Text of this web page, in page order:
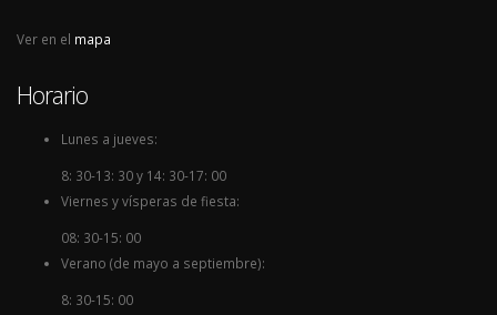
Ver en el mapa
Horario
Lunes a jueves:
8: 30-13: 30 y 14: 30-17: 00
Viernes y vísperas de fiesta:
08: 30-15: 00
Verano (de mayo a septiembre):
8: 30-15: 00